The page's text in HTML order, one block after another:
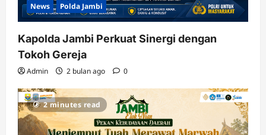
News Polda Jambi
Kapolda Jambi Perkuat Sinergi dengan
Tokoh Gereja
Admin 2 bulan ago 0
2 minutes read